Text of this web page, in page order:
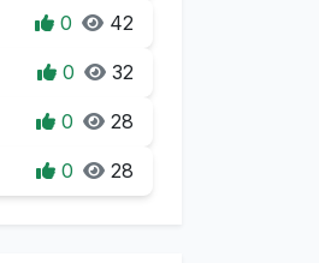
0 42
0 32
0 28
0 28